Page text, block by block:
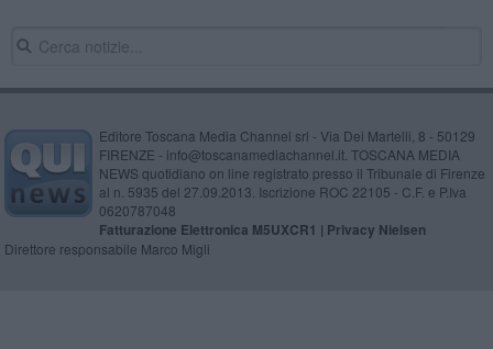
Editore Toscana Media Channel srl - Via Dei Martelli, 8 - 50129
FIRENZE - info@toscanamediachannel.it. TOSCANA MEDIA
NEWS quotidiano on line registrato presso il Tribunale di Firenze
al n. 5935 del 27.09.2013. Iscrizione ROC 22105 - C.F. e P.Iva
0620787048
Fatturazione Elettronica M5UXCR1 | Privacy Nielsen
Direttore responsabile Marco Migli